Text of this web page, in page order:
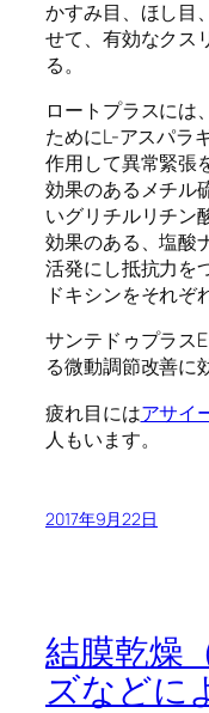
かすみ目、ほし目
せて、有効なクス
る。
ロートプラスには
ためにL-アスパラ
作用して異常緊張
効果のあるメチル
いグリチルリチン
効果のある、塩酸
活発にし抵抗力を
ドキシンをそれぞ
サンテドゥプラス
る微動調節改善に
疲れ目にはアサイ
人もいます。
2017年9月22日
結膜乾燥
ズなどに